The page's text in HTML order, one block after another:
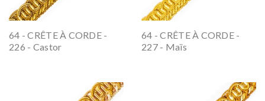
64 - CRÊTE À CORDE -
226 - Castor
64 - CRÊTE À CORDE -
227 - Maïs